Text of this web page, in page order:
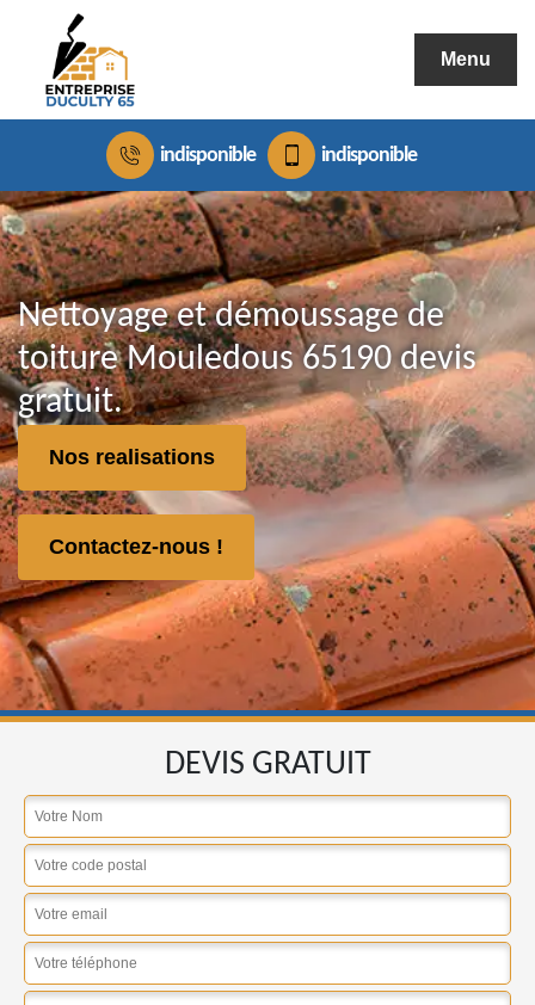
Menu
indisponible indisponible
Nettoyage et démoussage de
toiture Mouledous 65190 devis
gratuit.
Nos realisations
Contactez-nous !
DEVIS GRATUIT